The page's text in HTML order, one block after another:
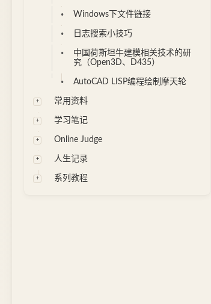
Windows下文件链接
日志搜索小技巧
中国荷斯坦牛建模相关技术的研
究（Open3D、D435）
AutoCAD LISP编程绘制摩天轮
常用资料
学习笔记
Online Judge
人生记录
系列教程